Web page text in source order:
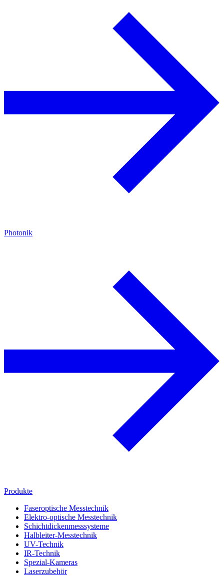
Photonik
Produkte
Faseroptische Messtechnik
Elektro-optische Messtechnik
Schichtdickenmesssysteme
Halbleiter-Messtechnik
UV-Technik
IR-Technik
Spezial-Kameras
Laserzubehör